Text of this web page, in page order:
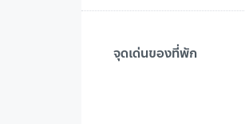
จุดเด่นของที่พัก